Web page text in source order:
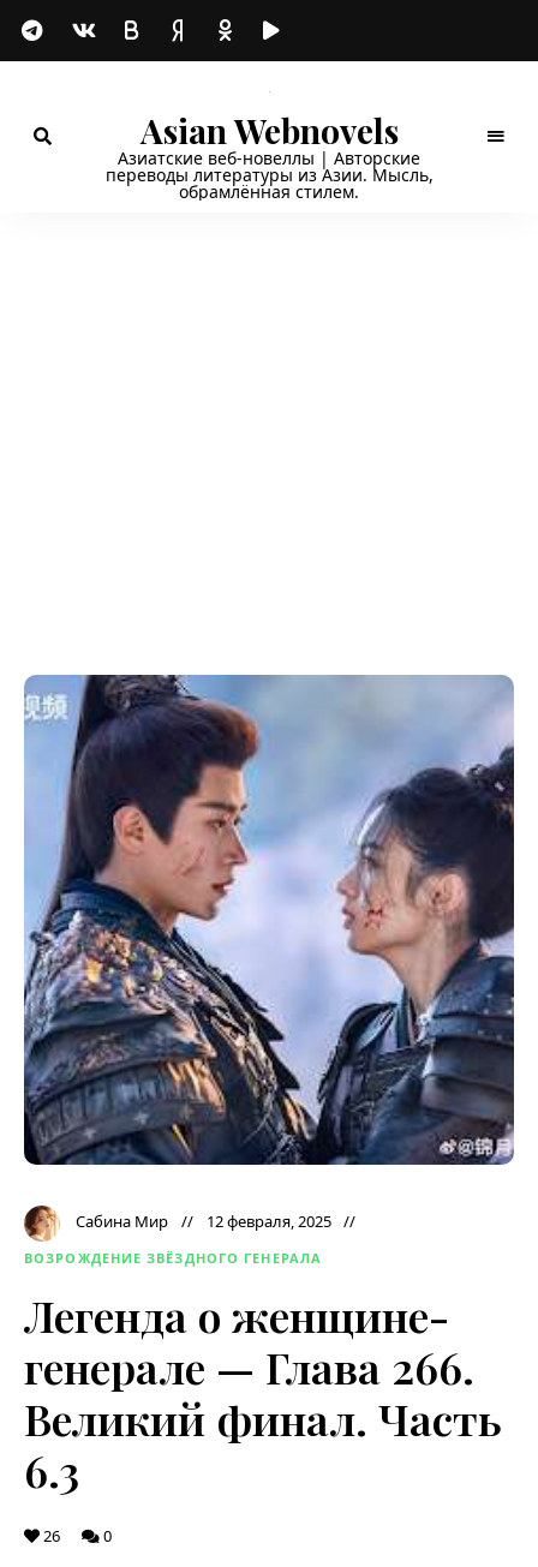
Asian Webnovels
Азиатские веб-новеллы | Авторские
переводы литературы из Азии. Мысль,
обрамлённая стилем.
Сабина Мир 12 февраля, 2025
ВОЗРОЖДЕНИЕ ЗВЁЗДНОГО ГЕНЕРАЛА
Легенда о женщине-
генерале — Глава 266.
Великий финал. Часть
6.3
26 0